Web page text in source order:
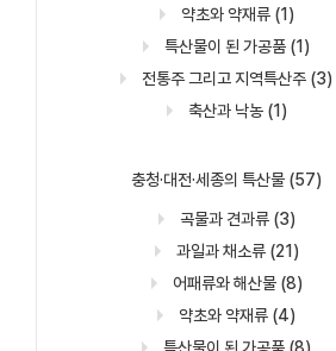
약초와 약재류 (1)
특산물이 된 가공품 (1)
전통주 그리고 지역특산주 (3)
축산과 낙농 (1)
충청·대전·세종의 특산물 (57)
곡물과 견과류 (3)
과일과 채소류 (21)
어패류와 해산물 (8)
약초와 약재류 (4)